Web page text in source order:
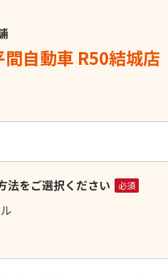
自動車 R50結城店
法をご選択ください 必須